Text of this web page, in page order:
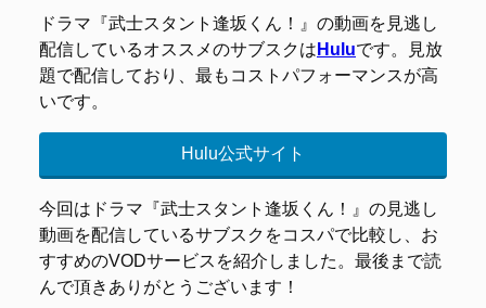
ドラマ『武士スタント逢坂くん！』の動画を見逃し
配信しているオススメのサブスクは Huluです。見放
題で配信しており、最もコストパフォーマンスが高
いです。
Hulu公式サイト
今回はドラマ『武士スタント逢坂くん！』の見逃し
動画を配信しているサブスクをコスパで比較し、お
すすめのVODサービスを紹介しました。最後まで読
んで頂きありがとうございます！